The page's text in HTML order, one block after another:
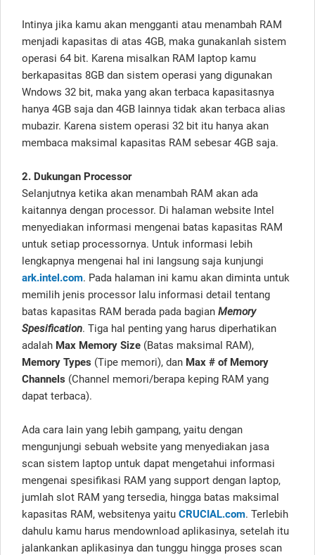
Intinya jika kamu akan mengganti atau menambah RAM
menjadi kapasitas di atas 4GB, maka gunakanlah sistem
operasi 64 bit. Karena misalkan RAM laptop kamu
berkapasitas 8GB dan sistem operasi yang digunakan
Wndows 32 bit, maka yang akan terbaca kapasitasnya
hanya 4GB saja dan 4GB lainnya tidak akan terbaca alias
mubazir. Karena sistem operasi 32 bit itu hanya akan
membaca maksimal kapasitas RAM sebesar 4GB saja.
2. Dukungan Processor
Selanjutnya ketika akan menambah RAM akan ada
kaitannya dengan processor. Di halaman website Intel
menyediakan informasi mengenai batas kapasitas RAM
untuk setiap processornya. Untuk informasi lebih
lengkapnya mengenai hal ini langsung saja kunjungi
ark.intel.com. Pada halaman ini kamu akan diminta untuk
memilih jenis processor lalu informasi detail tentang
batas kapasitas RAM berada pada bagian Memory
Spesification. Tiga hal penting yang harus diperhatikan
adalah Max Memory Size (Batas maksimal RAM),
Memory Types (Tipe memori), dan Max # of Memory
Channels (Channel memori/berapa keping RAM yang
dapat terbaca).
Ada cara lain yang lebih gampang, yaitu dengan
mengunjungi sebuah website yang menyediakan jasa
scan sistem laptop untuk dapat mengetahui informasi
mengenai spesifikasi RAM yang support dengan laptop,
jumlah slot RAM yang tersedia, hingga batas maksimal
kapasitas RAM, websitenya yaitu CRUCIAL.com. Terlebih
dahulu kamu harus mendownload aplikasinya, setelah itu
jalankankan aplikasinya dan tunggu hingga proses scan